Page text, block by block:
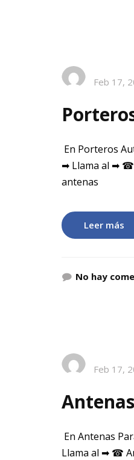
Feb 17,
En Porteros
➡ Llama al ➡ ☎
antenas
Leer más
No hay
Feb 17,
En Antenas
Llama al ➡ ☎